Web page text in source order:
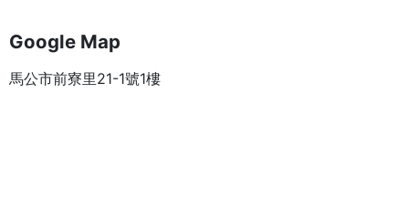
Google Map
馬公市前寮里21-1號1樓